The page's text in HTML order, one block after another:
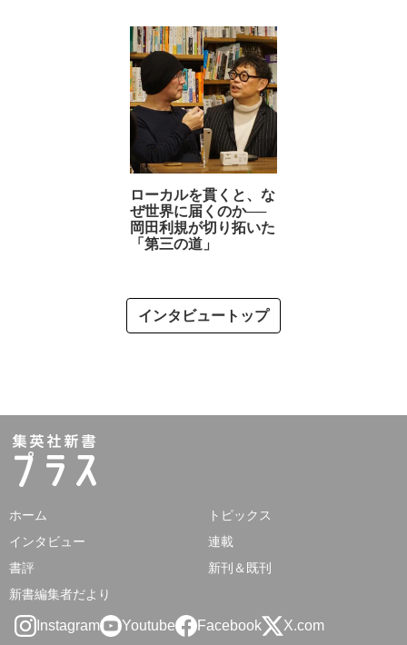
ローカルを貫くと、な
ぜ世界に届くのか──
岡田利規が切り拓いた
「第三の道」
インタビュートップ
ホーム
トピックス
インタビュー
連載
書評
新刊＆既刊
新書編集者だより
Instagram Youtube Facebook X.com